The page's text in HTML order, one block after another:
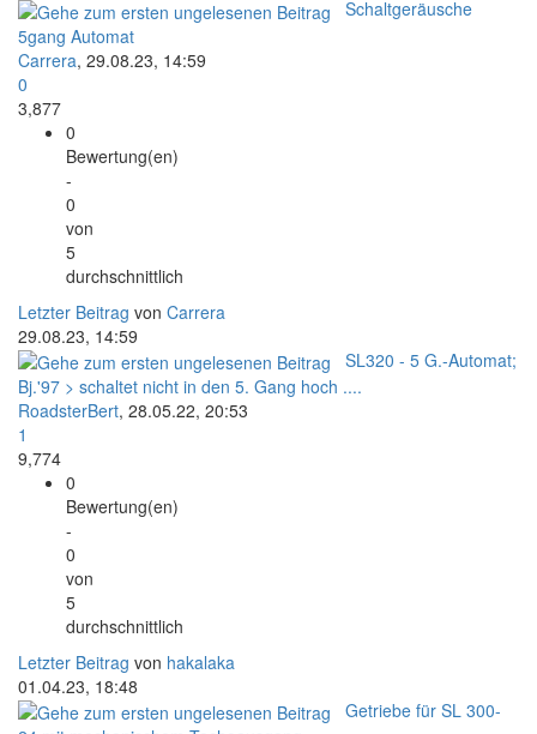
Schaltgeräusche
5gang Automat
Carrera, 29.08.23, 14:59
0
3,877
0
Bewertung(en)
-
0
von
5
durchschnittlich
Letzter Beitrag von Carrera
29.08.23, 14:59
SL320 - 5 G.-Automat;
Bj.'97 > schaltet nicht in den 5. Gang hoch ....
RoadsterBert, 28.05.22, 20:53
1
9,774
0
Bewertung(en)
-
0
von
5
durchschnittlich
Letzter Beitrag von hakalaka
01.04.23, 18:48
Getriebe für SL 300-